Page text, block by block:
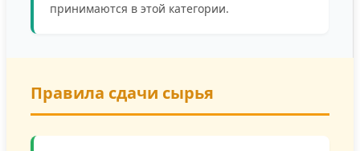
принимаются в этой категории.
Правила сдачи сырья